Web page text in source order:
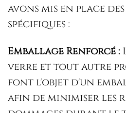
avons mis en place
spécifiques :
Emballage Renforcé :
verre et tout autre
font l'objet d'un
afin de minimiser les